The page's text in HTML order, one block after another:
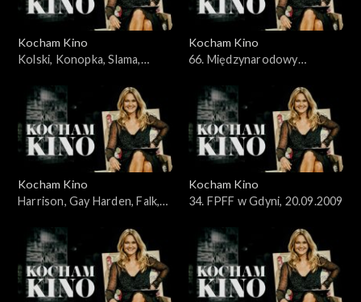
Kocham Kino
Kolski, Konopka, Slama,
Kocham Kino
66. Międzynarodowy
13.09.2009
Kocham Kino
Harrison, Gay Harden, Falk,
Kocham Kino
34. FPFF w Gdyni, 20.09.2009